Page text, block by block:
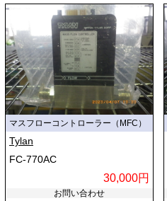
マスフローコントローラー（MFC）
Tylan
FC-770AC
30,000円
お問い合わせ